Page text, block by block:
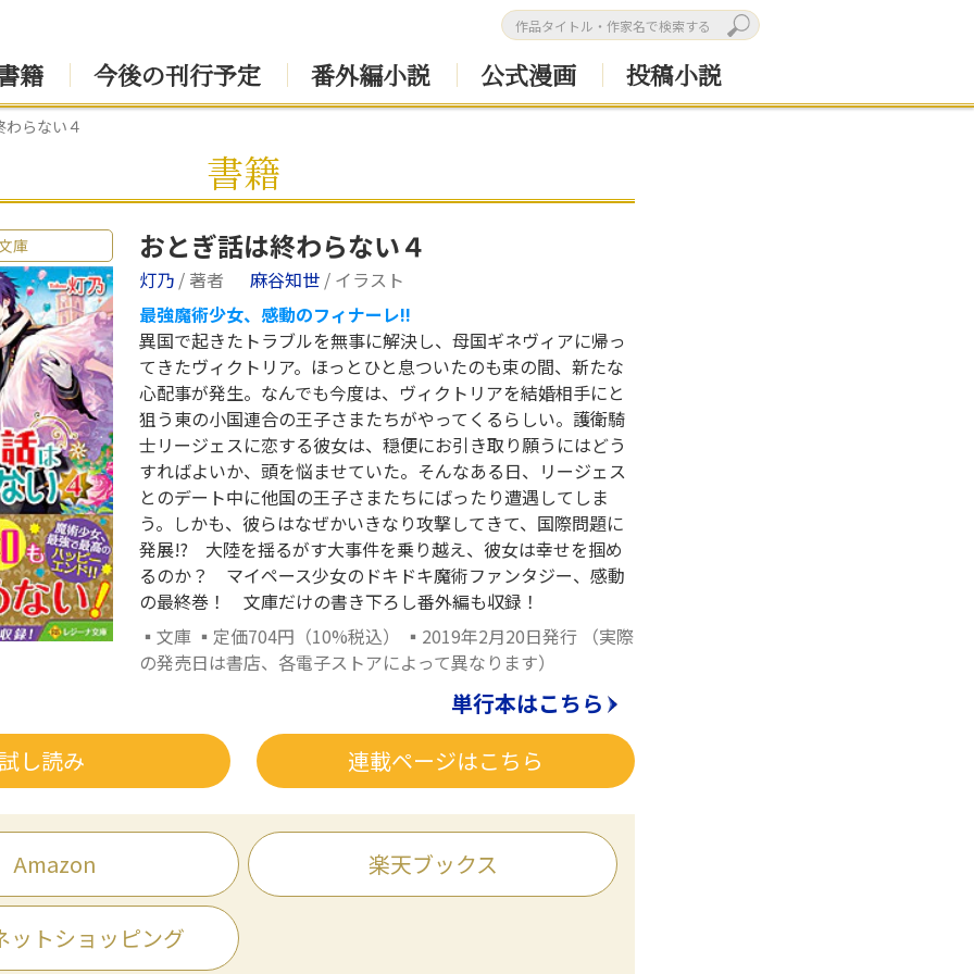
籍 今後の刊行予定 番外編小説 公式漫画 投稿小説
らない４
書籍
庫 おとぎ話は終わらない４
灯乃 / 著者 麻谷知世 / イラスト
最強魔術少女、感動のフィナーレ!!
異国で起きたトラブルを無事に解決し、母国ギネヴィアに帰っ
てきたヴィクトリア。ほっとひと息ついたのも束の間、新たな
心配事が発生。なんでも今度は、ヴィクトリアを結婚相手にと
狙う東の小国連合の王子さまたちがやってくるらしい。護衛騎
士リージェスに恋する彼女は、穏便にお引き取り願うにはどう
すればよいか、頭を悩ませていた。そんなある日、リージェス
とのデート中に他国の王子さまたちにばったり遭遇してしま
う。しかも、彼らはなぜかいきなり攻撃してきて、国際問題に
発展!? 大陸を揺るがす大事件を乗り越え、彼女は幸せを掴め
るのか？ マイペース少女のドキドキ魔術ファンタジー、感動
の最終巻！ 文庫だけの書き下ろし番外編も収録！
▪文庫 ▪定価704円（10%税込） ▪2019年2月20日発行 （実際
の発売日は書店、各電子ストアによって異なります）
単行本はこちら
し読み
連載ページはこちら
Amazon 楽天ブックス
ットショッピング